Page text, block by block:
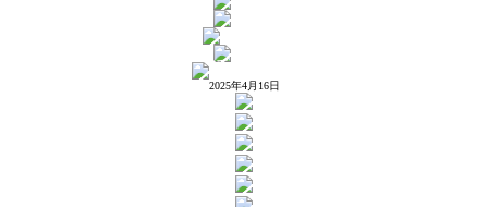
2025年4月16日